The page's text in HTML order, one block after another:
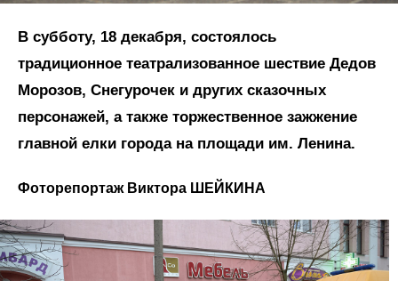
В субботу, 18 декабря, состоялось
традиционное театрализованное шествие Дедов
Морозов, Снегурочек и других сказочных
персонажей, а также торжественное зажжение
главной елки города на площади им. Ленина.
Фоторепортаж Виктора ШЕЙКИНА